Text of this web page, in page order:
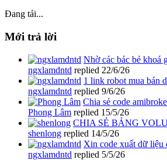
Đang tải...
Mới trả lời
Nhờ các bác bẻ khoá
ngxlamdntd replied 22/6/26
1 link robot mua bán
ngxlamdntd replied 9/6/26
Chia sẻ code
Phong Lâm replied 15/5/26
CHIA SẺ BẢNG
shenlong replied 14/5/26
Xin code xuất dữ liệu
ngxlamdntd replied 5/5/26